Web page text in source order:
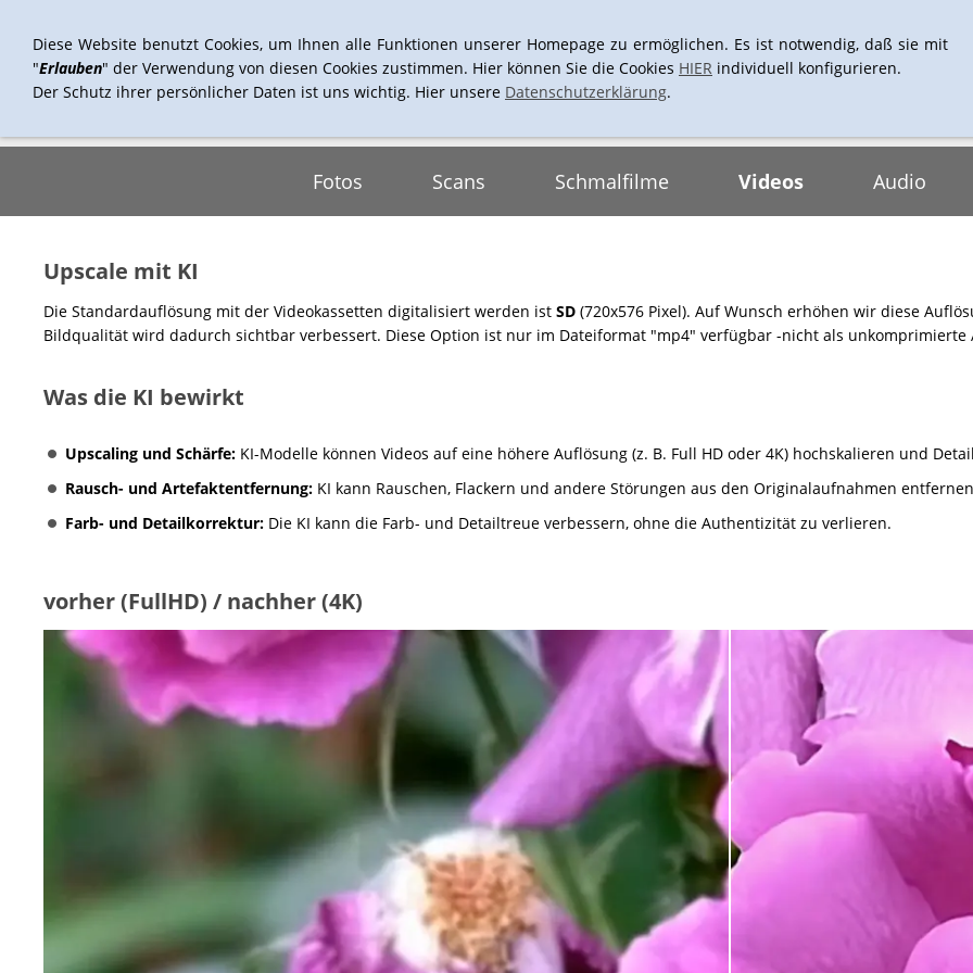
+43-1-4061661
Fotos Scans Schmalfilme Videos Audio
Upscale mit KI
Die Standardauflösung mit der Videokassetten digitalisiert werden ist SD (720x576 Pixel). Auf Wunsch erhöhen wir diese
Bildqualität wird dadurch sichtbar verbessert. Diese Option ist nur im Dateiformat "mp4" verfügbar -nicht als unkomprimierte
Was die KI bewirkt
Upscaling und Schärfe: KI-Modelle können Videos auf eine höhere Auflösung (z. B. Full HD oder 4K) hochskalieren und
Rausch- und Artefaktentfernung: KI kann Rauschen, Flackern und andere Störungen aus den Originalaufnahmen
Farb- und Detailkorrektur: Die KI kann die Farb- und Detailtreue verbessern, ohne die Authentizität zu verlieren.
vorher (FullHD) / nachher (4K)
Diese Website benutzt Cookies, um Ihnen alle Funktionen unserer Homepage zu ermöglichen. Es ist notwendig, daß sie mit
"Erlauben" der Verwendung von diesen Cookies zustimmen. Hier können Sie die Cookies HIER individuell konfigurieren.
Der Schutz ihrer persönlicher Daten ist uns wichtig. Hier unsere Datenschutzerklärung.